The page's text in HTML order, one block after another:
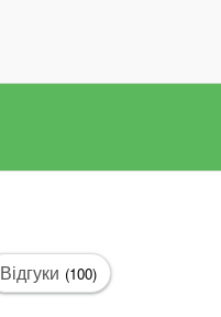
Відгуки (active
tab)
(100)